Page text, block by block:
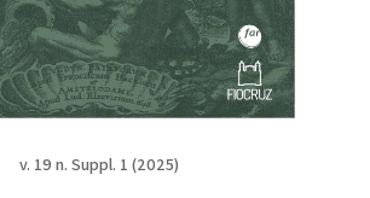
v. 19 n. Suppl. 1 (2025)